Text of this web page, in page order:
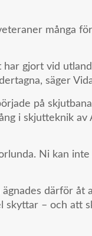
många
gjort vid
säger
på
i skjutteknik av
Ni kan inte
därför åt
skyttar – och att